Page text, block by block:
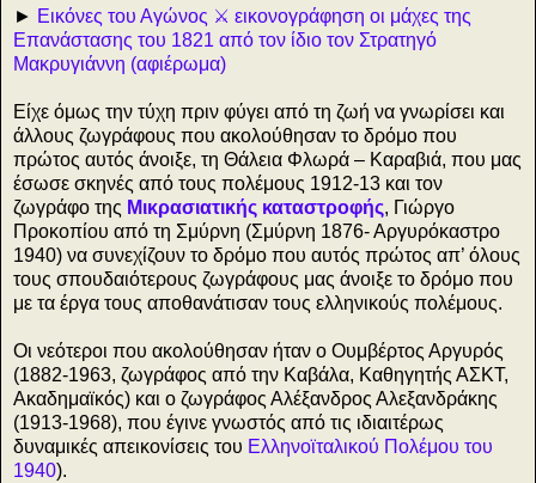
► Εικόνες του Αγώνος ⚔ εικονογράφηση οι μάχες της
Επανάστασης του 1821 από τον ίδιο τον Στρατηγό
Μακρυγιάννη (αφιέρωμα)
Είχε όμως την τύχη πριν φύγει από τη ζωή να γνωρίσει και
άλλους ζωγράφους που ακολούθησαν το δρόμο που
πρώτος αυτός άνοιξε, τη Θάλεια Φλωρά – Καραβιά, που μας
έσωσε σκηνές από τους πολέμους 1912-13 και τον
ζωγράφο της Μικρασιατικής καταστροφής, Γιώργο
Προκοπίου από τη Σμύρνη (Σμύρνη 1876- Αργυρόκαστρο
1940) να συνεχίζουν το δρόμο που αυτός πρώτος απ’ όλους
τους σπουδαιότερους ζωγράφους μας άνοιξε το δρόμο που
με τα έργα τους αποθανάτισαν τους ελληνικούς πολέμους.
Οι νεότεροι που ακολούθησαν ήταν ο Ουμβέρτος Αργυρός
(1882-1963, ζωγράφος από την Καβάλα, Καθηγητής ΑΣΚΤ,
Ακαδημαϊκός) και ο ζωγράφος Αλέξανδρος Αλεξανδράκης
(1913-1968), που έγινε γνωστός από τις ιδιαιτέρως
δυναμικές απεικονίσεις του Ελληνοϊταλικού Πολέμου του
1940).